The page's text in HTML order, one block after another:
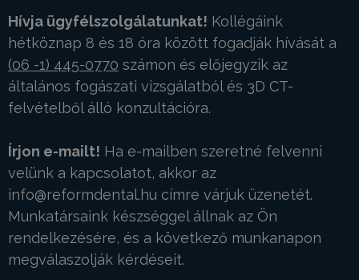
Hívja ügyfélszolgálatunkat! Kollégáink
hétköznap 8 és 18 óra között fogadják hívását a
(06 -1) 445-0770 számon és előjegyzik az
általános fogászati vizsgálatból és 3D CT-
felvételből álló konzultációra.
Írjon e-mailt! Ha e-mailben szeretné felvenni
velünk a kapcsolatot, akkor az
info@reformdental.hu címre várjuk üzenetét.
Munkatársaink készséggel állnak az Ön
rendelkezésére, és a következő munkanapon
megválaszolják kérdéseit.